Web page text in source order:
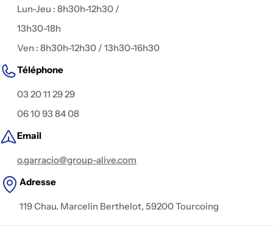
Lun-Jeu : 8h30h-12h30 /
13h30-18h
Ven : 8h30h-12h30 / 13h30-16h30
Téléphone
03 20 11 29 29
06 10 93 84 08
Email
o.garracio@group-alive.com
Adresse
119 Chau. Marcelin Berthelot, 59200 Tourcoing